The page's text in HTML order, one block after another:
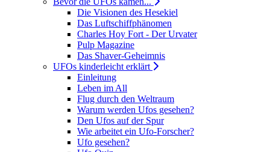
Die Visionen des Hesekiel
Das Luftschiffphänomen
Charles Hoy Fort - Der Urvater
Pulp Magazine
Das Shaver-Geheimnis
UFOs kinderleicht erklärt
Einleitung
Leben im All
Flug durch den Weltraum
Warum werden Ufos gesehen?
Den Ufos auf der Spur
Wie arbeitet ein Ufo-Forscher?
Ufo gesehen?